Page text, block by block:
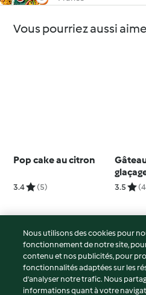
Vous pourriez aussi
Pop cake au citron
3.4 (5)
curd
3.5
© Copyright 2026
Conditions d'utilisation
Politique de confidentialité
Nous utilisons des cookies pour
fonctionnement de notre site,
contenu et nos publicités, pour
fonctionnalités adaptées sur les
d’analyser notre trafic. Nous
informations quant à votre